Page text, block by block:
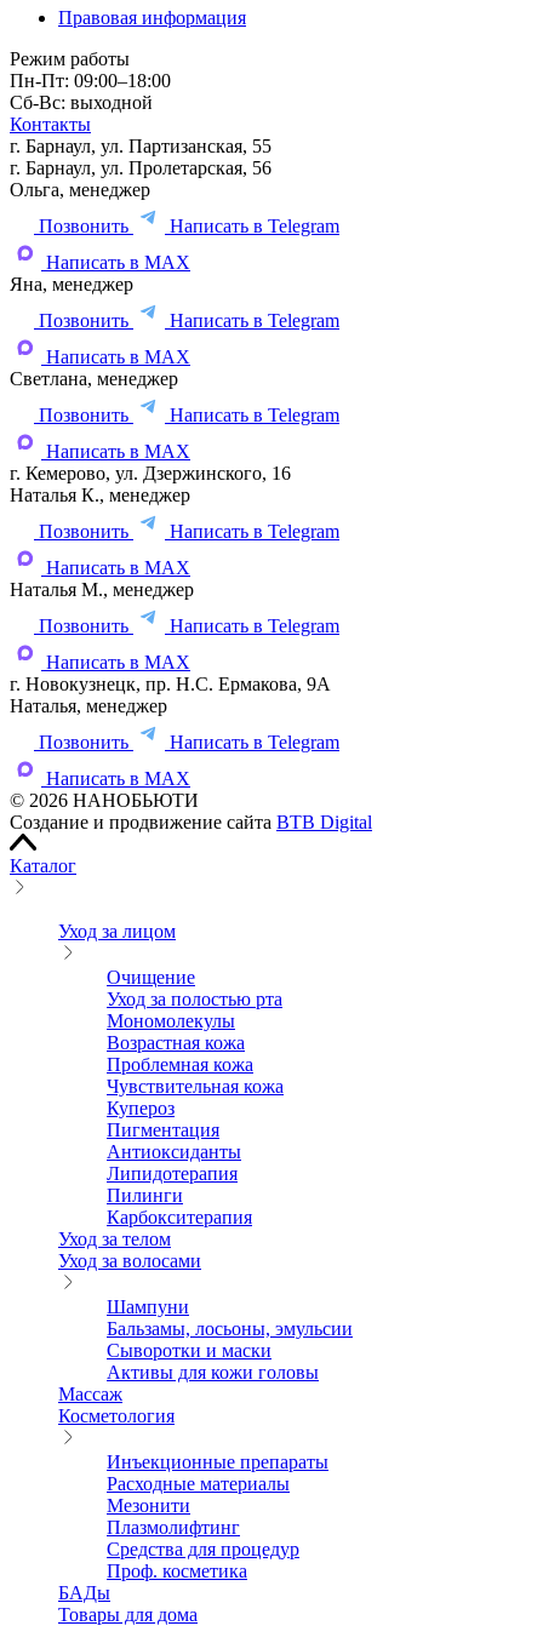
Правовая информация
Режим работы
Пн-Пт: 09:00–18:00
Сб-Вс: выходной
Контакты
г. Барнаул, ул. Партизанская, 55
г. Барнаул, ул. Пролетарская, 56
Ольга, менеджер
Позвонить
Написать в Telegram
Написать в MAX
Яна, менеджер
Позвонить
Написать в Telegram
Написать в MAX
Светлана, менеджер
Позвонить
Написать в Telegram
Написать в MAX
г. Кемерово, ул. Дзержинского, 16
Наталья К., менеджер
Позвонить
Написать в Telegram
Написать в MAX
Наталья М., менеджер
Позвонить
Написать в Telegram
Написать в MAX
г. Новокузнецк, пр. Н.С. Ермакова, 9А
Наталья, менеджер
Позвонить
Написать в Telegram
Написать в MAX
© 2026 НАНОБЬЮТИ
Создание и продвижение сайта BTB Digital
Каталог
Уход за лицом
Очищение
Уход за полостью рта
Мономолекулы
Возрастная кожа
Проблемная кожа
Чувствительная кожа
Купероз
Пигментация
Антиоксиданты
Липидотерапия
Пилинги
Карбокситерапия
Уход за телом
Уход за волосами
Шампуни
Бальзамы, лосьоны, эмульсии
Сыворотки и маски
Активы для кожи головы
Массаж
Косметология
Инъекционные препараты
Расходные материалы
Мезонити
Плазмолифтинг
Средства для процедур
Проф. косметика
БАДы
Товары для дома